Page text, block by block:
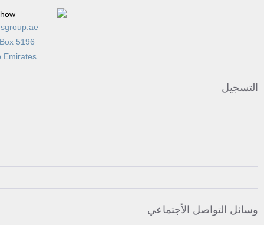
5196
Emirates
التسجيل
وسائل التواصل الأجتماعي